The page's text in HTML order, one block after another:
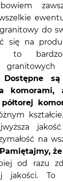
do
się na
to
Dostępne
komorami,
na
Pamiętajmy,
od razu
jakości. To